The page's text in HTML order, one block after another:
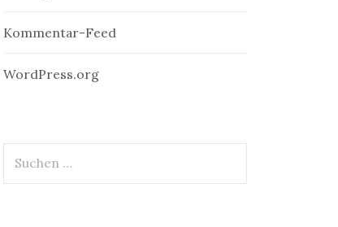
Kommentar-Feed
WordPress.org
nach: